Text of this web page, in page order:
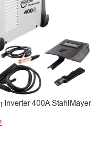
Inverter 400A StahlMayer